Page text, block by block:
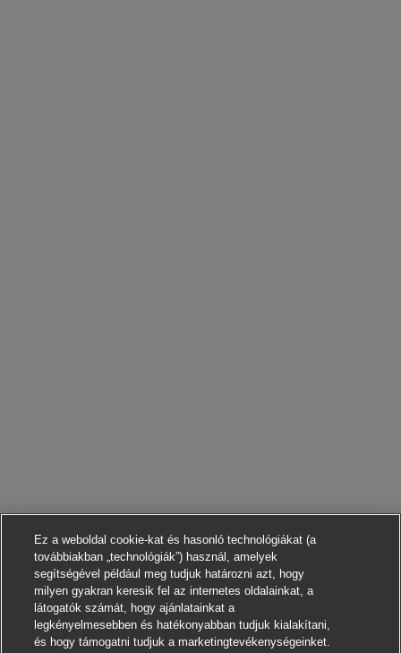
Ez a weboldal cookie-kat és hasonló technológiákat (a
továbbiakban „technológiák”) használ, amelyek
segítségével például meg tudjuk határozni azt, hogy
milyen gyakran keresik fel az internetes oldalainkat, a
látogatók számát, hogy ajánlatainkat a
legkényelmesebben és hatékonyabban tudjuk kialakítani,
és hogy támogatni tudjuk a marketingtevékenységeinket.